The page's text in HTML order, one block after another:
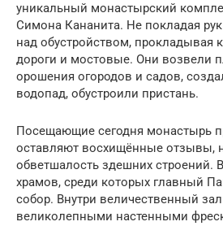
уникальный монастырский
Симона Кананита. Не покладая рук
над обустройством, прокладывая
дороги и мостовые. Они возвели
орошения огородов и садов,
водопад, обустроили пристань.
Посещающие сегодня монастырь
оставляют восхищённые отзывы,
обветшалость здешних строений.
храмов, среди которых главный
собор. Внутри величественный
великолепными настенными